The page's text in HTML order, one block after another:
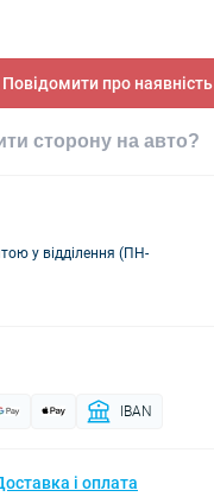
Повідомити про наявність
сторону на авто?
у відділення (ПН-
IBAN
і оплата